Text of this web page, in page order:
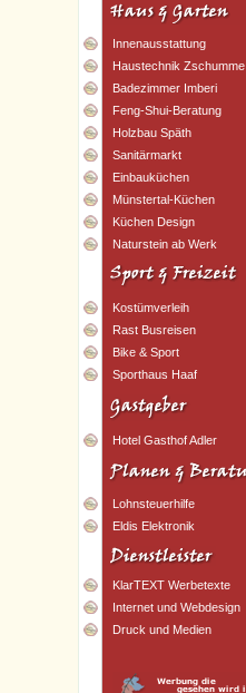
Innenausstattung
Haustechnik Zschumme
Badezimmer Imberi
Feng-Shui-Beratung
Holzbau Späth
Sanitärmarkt
Einbauküchen
Münstertal-Küchen
Küchen Design
Naturstein ab Werk
Kostümverleih
Rast Busreisen
Bike & Sport
Sporthaus Haaf
Hotel Gasthof Adler
Lohnsteuerhilfe
Eldis Elektronik
KlarTEXT Werbetexte
Internet und Webdesign
Druck und Medien